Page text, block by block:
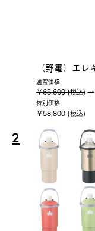
（野電）エ
通常価格
￥68,600 (税込)
特別価格
￥58,800 (税込)
2